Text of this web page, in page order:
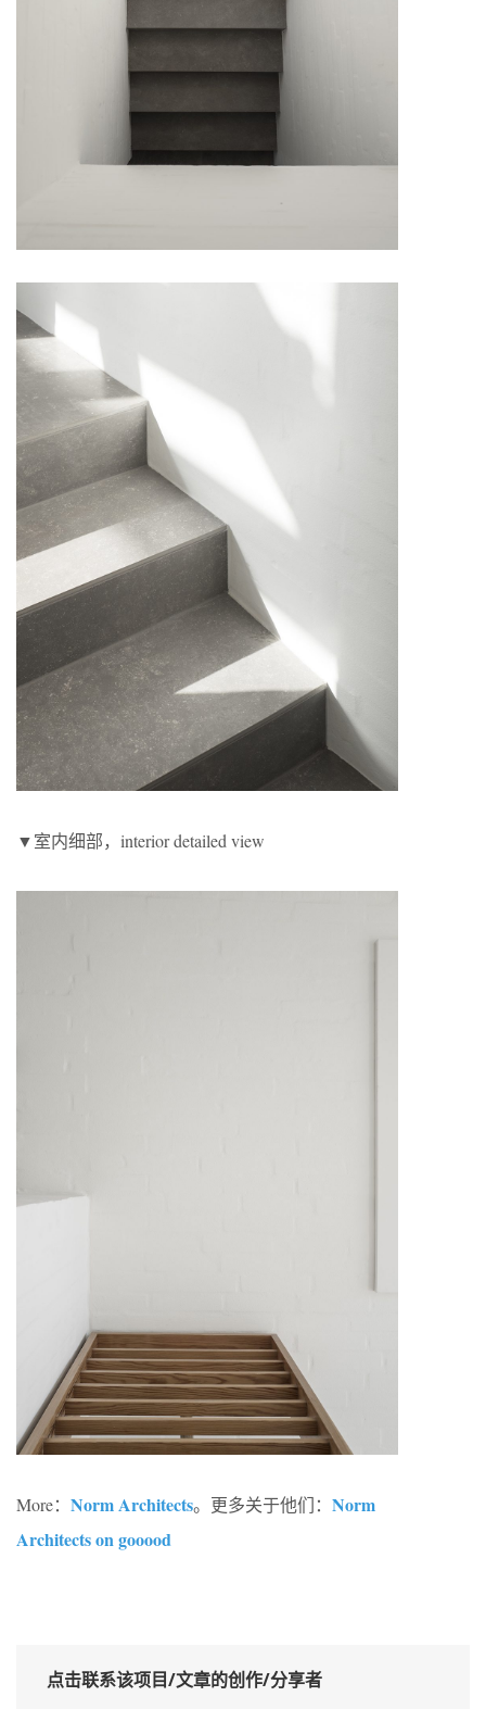
▼室内细部，interior detailed view
More： Norm Architects。更多关于他们： Norm
Architects on gooood
点击联系该项目/文章的创作/分享者